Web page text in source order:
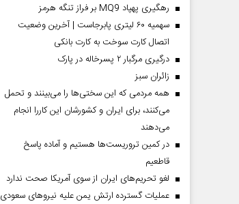
رهگیری پهپاد MQ9 بر فراز تنگه هرمز
سهمیه ۶۰ لیتری پابرجاست | آخرین وضعیت
اتصال کارت سوخت به کارت بانکی
درگیری مرگبار ۲ پسرخاله در پارک
‌زائران سبز
همه مردمی که این سختی‌ها را می‌بینند و تحمل
می‌کنند، برای ایران و کشورشان این کاررا انجام
می‌دهند
در کمین تروریست‌ها هستیم و آماده پاسخ
قاطعیم
لغو تحریم‌های ایران از سوی آمریکا صحت ندارد
عملیات گسترده ارتش یمن علیه نیروهای سعودی